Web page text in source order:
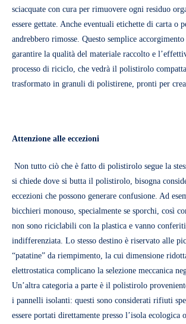
sciacquate con cura per rimuovere ogni residuo
essere gettate. Anche eventuali etichette di carta o
andrebbero rimosse. Questo semplice
garantire la qualità del materiale raccolto e
processo di riciclo, che vedrà il polistirolo
trasformato in granuli di polistirene, pronti per
Attenzione alle eccezioni
Non tutto ciò che è fatto di polistirolo segue la
si chiede dove si butta il polistirolo, bisogna
eccezioni che possono generare confusione. Ad
bicchieri monouso, specialmente se sporchi, così
non sono riciclabili con la plastica e vanno
indifferenziata. Lo stesso destino è riservato alle
“patatine” da riempimento, la cui dimensione
elettrostatica complicano la selezione meccanica
Un’altra categoria a parte è il polistirolo
i pannelli isolanti: questi sono considerati rifiuti
essere portati direttamente presso l’isola